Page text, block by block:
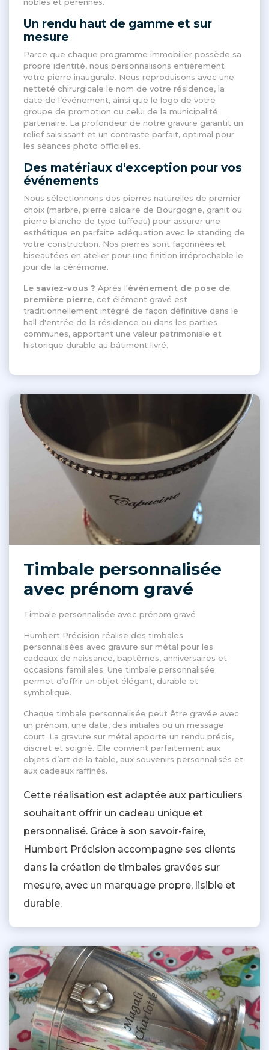
Un rendu haut de gamme et sur
mesure
Parce que chaque programme immobilier possède sa
propre identité, nous personnalisons entièrement
votre pierre inaugurale. Nous reproduisons avec une
netteté chirurgicale le nom de votre résidence, la
date de l’événement, ainsi que le logo de votre
groupe de promotion ou celui de la municipalité
partenaire. La profondeur de notre gravure garantit un
relief saisissant et un contraste parfait, optimal pour
les séances photo officielles.
Des matériaux d'exception pour vos
événements
Nous sélectionnons des pierres naturelles de premier
choix (marbre, pierre calcaire de Bourgogne, granit ou
pierre blanche de type tuffeau) pour assurer une
esthétique en parfaite adéquation avec le standing de
votre construction. Nos pierres sont façonnées et
biseautées en atelier pour une finition irréprochable le
jour de la cérémonie.
Le saviez-vous ? Après l'événement de pose de
première pierre, cet élément gravé est
traditionnellement intégré de façon définitive dans le
hall d'entrée de la résidence ou dans les parties
communes, apportant une valeur patrimoniale et
historique durable au bâtiment livré.
Timbale personnalisée
avec prénom gravé
Timbale personnalisée avec prénom gravé
Humbert Précision réalise des timbales
personnalisées avec gravure sur métal pour les
cadeaux de naissance, baptêmes, anniversaires et
occasions familiales. Une timbale personnalisée
permet d’offrir un objet élégant, durable et
symbolique.
Chaque timbale personnalisée peut être gravée avec
un prénom, une date, des initiales ou un message
court. La gravure sur métal apporte un rendu précis,
discret et soigné. Elle convient parfaitement aux
objets d’art de la table, aux souvenirs personnalisés et
aux cadeaux raffinés.
Cette réalisation est adaptée aux particuliers
souhaitant offrir un cadeau unique et
personnalisé. Grâce à son savoir-faire,
Humbert Précision accompagne ses clients
dans la création de timbales gravées sur
mesure, avec un marquage propre, lisible et
durable.